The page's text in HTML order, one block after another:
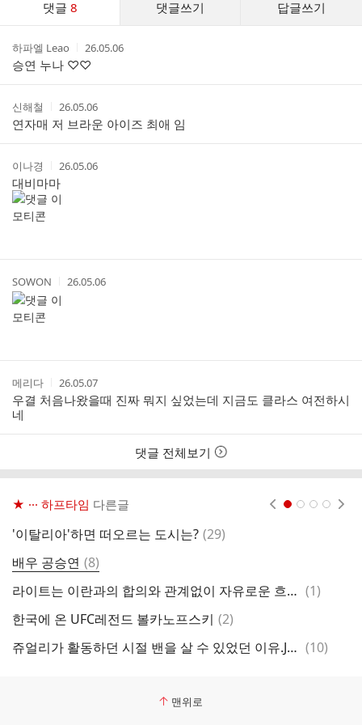
댓글 8 댓글쓰기 답글쓰기
스
작
성
자
하파엘 Leao
작
성
시
간
26.05.06
승연 누나 ♡♡
작
성
자
신해철
작
성
시
간
26.05.06
연자매 저 브라운 아이즈 최애 임
작
성
자
이나경
작
시
간
26.05.06
대비마마
작
성
자
SOWON
작
26.05.06
작
성
자
메리다
작
성
시
26.05.07
우결 처음나왔을때 진짜 뭐지 싶었는데 지금도 클라스 여전하시
네
댓글 전체보기
★ ··· 하프타임 다른글
'이탈리아'하면 떠오르는 도시는? 댓
(29)
배우 공승연 댓
글
(8)
라이트는 이란과의 합의와 관계없이 자유로운 흐름은 달성될 것이라고 밝혔습니다. 댓
(1)
한국에 온 UFC레전드 볼카노프스키 댓
(2)
쥬얼리가 활동하던 시절 밴을 살 수 있었던 이유.JPG 댓
(10)
맨위로